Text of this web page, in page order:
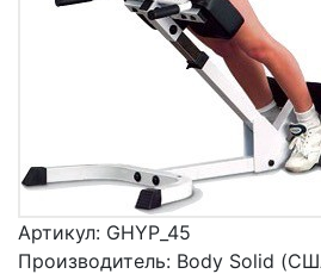
Артикул: GHYP_45
Производитель: Body Solid